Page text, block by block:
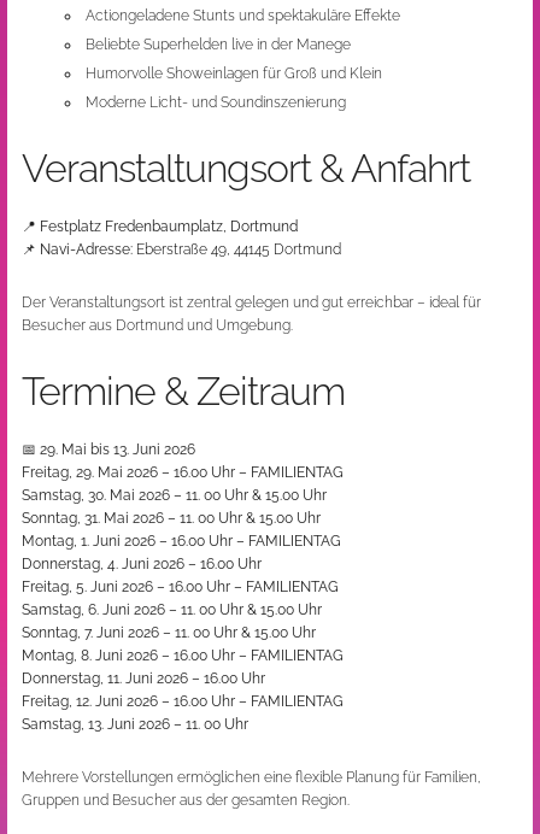
Actiongeladene Stunts und spektakuläre Effekte
Beliebte Superhelden live in der Manege
Humorvolle Showeinlagen für Groß und Klein
Moderne Licht- und Soundinszenierung
Veranstaltungsort & Anfahrt
📍 Festplatz Fredenbaumplatz, Dortmund
📌 Navi-Adresse: Eberstraße 49, 44145 Dortmund
Der Veranstaltungsort ist zentral gelegen und gut erreichbar – ideal für
Besucher aus Dortmund und Umgebung.
Termine & Zeitraum
📅29. Mai bis 13. Juni 2026
Freitag, 29. Mai 2026 – 16.00 Uhr – FAMILIENTAG
Samstag, 30. Mai 2026 – 11. 00 Uhr & 15.00 Uhr
Sonntag, 31. Mai 2026 – 11. 00 Uhr & 15.00 Uhr
Montag, 1. Juni 2026 – 16.00 Uhr – FAMILIENTAG
Donnerstag, 4. Juni 2026 – 16.00 Uhr
Freitag, 5. Juni 2026 – 16.00 Uhr – FAMILIENTAG
Samstag, 6. Juni 2026 – 11. 00 Uhr & 15.00 Uhr
Sonntag, 7. Juni 2026 – 11. 00 Uhr & 15.00 Uhr
Montag, 8. Juni 2026 – 16.00 Uhr – FAMILIENTAG
Donnerstag, 11. Juni 2026 – 16.00 Uhr
Freitag, 12. Juni 2026 – 16.00 Uhr – FAMILIENTAG
Samstag, 13. Juni 2026 – 11. 00 Uhr
Mehrere Vorstellungen ermöglichen eine flexible Planung für Familien,
Gruppen und Besucher aus der gesamten Region.